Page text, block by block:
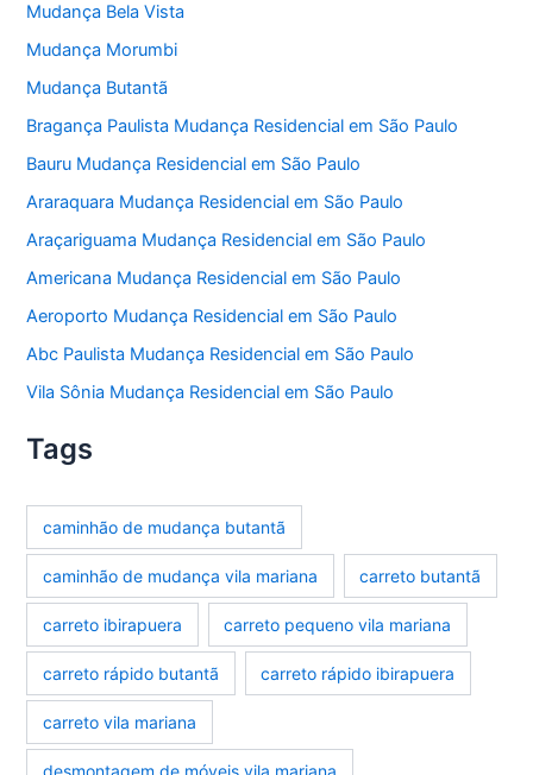
Mudança Bela Vista
Mudança Morumbi
Mudança Butantã
Bragança Paulista Mudança Residencial em São Paulo
Bauru Mudança Residencial em São Paulo
Araraquara Mudança Residencial em São Paulo
Araçariguama Mudança Residencial em São Paulo
Americana Mudança Residencial em São Paulo
Aeroporto Mudança Residencial em São Paulo
Abc Paulista Mudança Residencial em São Paulo
Vila Sônia Mudança Residencial em São Paulo
Tags
caminhão de mudança butantã
caminhão de mudança vila mariana carreto butantã
carreto ibirapuera carreto pequeno vila mariana
carreto rápido butantã carreto rápido ibirapuera
carreto vila mariana